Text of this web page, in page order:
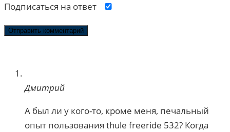
Подписаться на ответ
Дмитрий
А был ли у кого-то, кроме меня, печальный
опыт пользования thule freeride 532? Когда